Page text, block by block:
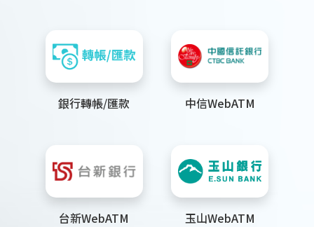
銀行轉帳/匯款 中信WebATM
台新WebATM 玉山WebATM